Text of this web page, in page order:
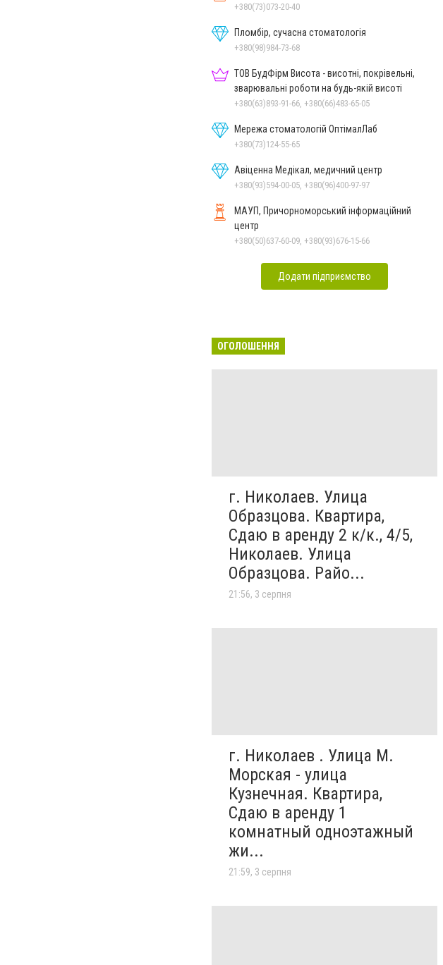
+380(73)073-20-40
Пломбір, сучасна стоматологія
+380(98)984-73-68
ТОВ БудФірм Висота - висотні, покрівельні,
зварювальні роботи на будь-якій висоті
+380(63)893-91-66, +380(66)483-65-05
Мережа стоматологій ОптімалЛаб
+380(73)124-55-65
Авіценна Медікал, медичний центр
+380(93)594-00-05, +380(96)400-97-97
МАУП, Причорноморський інформаційний
центр
+380(50)637-60-09, +380(93)676-15-66
Додати підприємство
ОГОЛОШЕННЯ
г. Николаев. Улица
Образцова. Квартира,
Сдаю в аренду 2 к/к., 4/5,
Николаев. Улица
Образцова. Райо...
21:56, 3 серпня
г. Николаев . Улица М.
Морская - улица
Кузнечная. Квартира,
Сдаю в аренду 1
комнатный одноэтажный
жи...
21:59, 3 серпня